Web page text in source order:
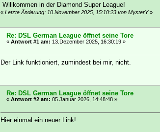
Willkommen in der Diamond Super League!
« Letzte Änderung: 10.November 2025, 15:10:23 von MysterY»
Re: DSL German League öffnet seine Tore
« Antwort #1 am: 13.Dezember 2025, 16:30:19 »
Der Link funktioniert, zumindest bei mir, nicht.
Re: DSL German League öffnet seine Tore
« Antwort #2 am: 05.Januar 2026, 14:48:48 »
Hier einmal ein neuer Link!